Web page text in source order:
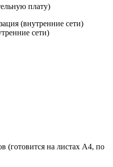
плату)
(внутренние сети)
сети)
(готовится на листах А4, по